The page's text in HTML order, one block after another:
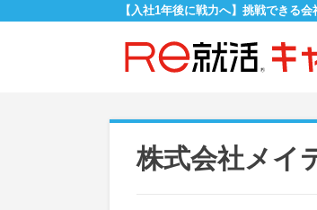
【入社1年後に戦力へ】挑戦できる
株式会社メイ